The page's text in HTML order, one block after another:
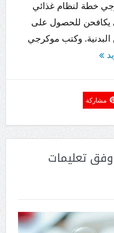
خطة لنظام غذائي
يكافحن للحصول على
وكتب موكرجي
مشاركة
تعليمات